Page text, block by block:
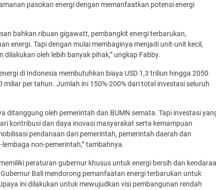
pasokan energi dengan memanfaatkan potensi energi
bahkan ribuan gigawatt, pembangkit energi terbarukan,
energi. Tapi dengan mulai membaginya menjadi unit-unit kecil,
oleh lebih banyak pihak,” ungkap Fabby.
di Indonesia membutuhkan biaya USD 1,3 triliun hingga 2050
per tahun. Jumlah ini 150%-200% dari total investasi seluruh
ditanggung oleh pemerintah dan BUMN semata. Tapi investasi
kontribusi dan daya inovasi masyarakat serta kemampuan
pendanaan dari pemerintah, pemerintah daerah dan
non-pemerintah,” tambahnya.
peraturan gubernur khusus untuk energi bersih dan
Bali mendorong pemanfaatan energi terbarukan untuk
ini dilakukan untuk mewujudkan visi pembangunan rendah